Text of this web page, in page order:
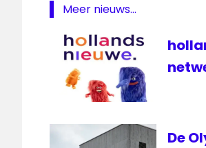
Meer nieuws...
De